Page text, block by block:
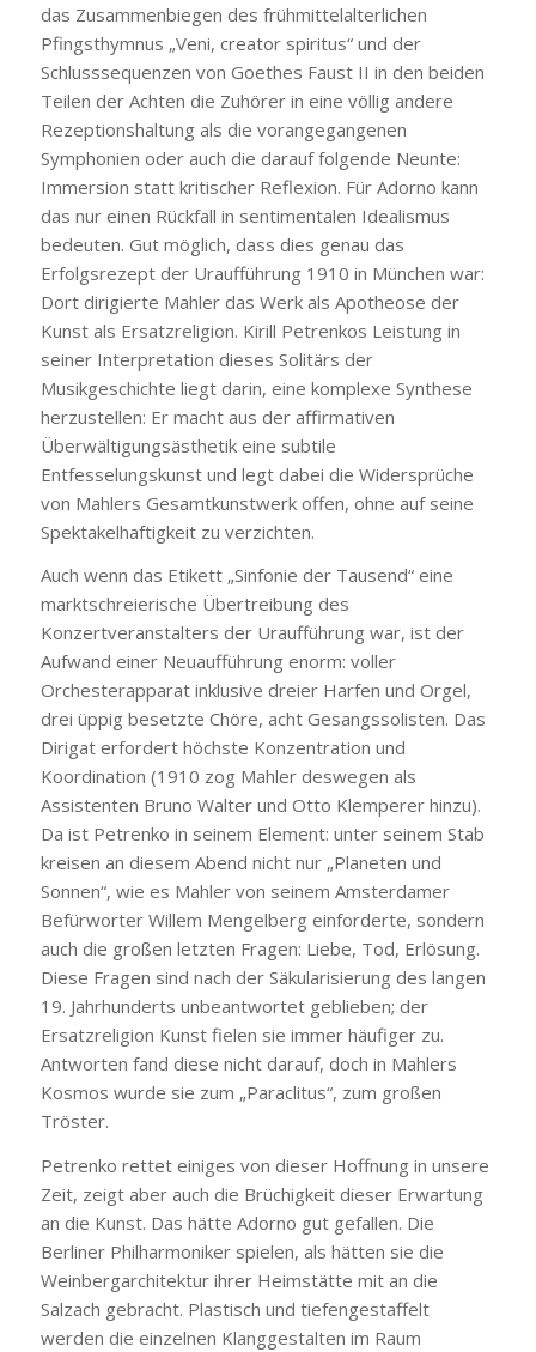
das Zusammenbiegen des frühmittelalterlichen
Pfingsthymnus „Veni, creator spiritus“ und der
Schlusssequenzen von Goethes Faust II in den beiden
Teilen der Achten die Zuhörer in eine völlig andere
Rezeptionshaltung als die vorangegangenen
Symphonien oder auch die darauf folgende Neunte:
Immersion statt kritischer Reflexion. Für Adorno kann
das nur einen Rückfall in sentimentalen Idealismus
bedeuten. Gut möglich, dass dies genau das
Erfolgsrezept der Uraufführung 1910 in München war:
Dort dirigierte Mahler das Werk als Apotheose der
Kunst als Ersatzreligion. Kirill Petrenkos Leistung in
seiner Interpretation dieses Solitärs der
Musikgeschichte liegt darin, eine komplexe Synthese
herzustellen: Er macht aus der affirmativen
Überwältigungsästhetik eine subtile
Entfesselungskunst und legt dabei die Widersprüche
von Mahlers Gesamtkunstwerk offen, ohne auf seine
Spektakelhaftigkeit zu verzichten.
Auch wenn das Etikett „Sinfonie der Tausend“ eine
marktschreierische Übertreibung des
Konzertveranstalters der Uraufführung war, ist der
Aufwand einer Neuaufführung enorm: voller
Orchesterapparat inklusive dreier Harfen und Orgel,
drei üppig besetzte Chöre, acht Gesangssolisten. Das
Dirigat erfordert höchste Konzentration und
Koordination (1910 zog Mahler deswegen als
Assistenten Bruno Walter und Otto Klemperer hinzu).
Da ist Petrenko in seinem Element: unter seinem Stab
kreisen an diesem Abend nicht nur „Planeten und
Sonnen“, wie es Mahler von seinem Amsterdamer
Befürworter Willem Mengelberg einforderte, sondern
auch die großen letzten Fragen: Liebe, Tod, Erlösung.
Diese Fragen sind nach der Säkularisierung des langen
19. Jahrhunderts unbeantwortet geblieben; der
Ersatzreligion Kunst fielen sie immer häufiger zu.
Antworten fand diese nicht darauf, doch in Mahlers
Kosmos wurde sie zum „Paraclitus“, zum großen
Tröster.
Petrenko rettet einiges von dieser Hoffnung in unsere
Zeit, zeigt aber auch die Brüchigkeit dieser Erwartung
an die Kunst. Das hätte Adorno gut gefallen. Die
Berliner Philharmoniker spielen, als hätten sie die
Weinbergarchitektur ihrer Heimstätte mit an die
Salzach gebracht. Plastisch und tiefengestaffelt
werden die einzelnen Klanggestalten im Raum